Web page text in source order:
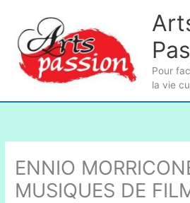
contenu
Pour
la vie
ENNIO
MUSIQUES DE